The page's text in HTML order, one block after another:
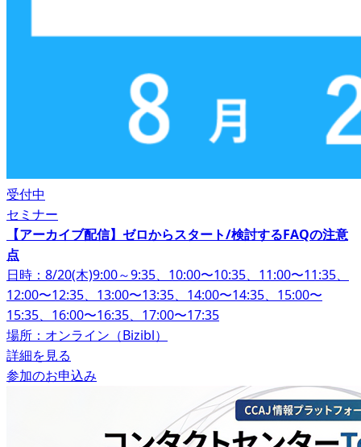
受付中
セミナー
【アーカイブ配信】ゼロからスタート/検討するFAQの注意
点
日時：8/20(木)9:00～9:35、10:00〜10:35、11:00〜11:35、
12:00〜12:35、13:00〜13:35、14:00〜14:35、15:00〜
15:35、16:00〜16:35、17:00〜17:35
場所：オンライン（Bizibl）
詳細を見る
参加のお申込み